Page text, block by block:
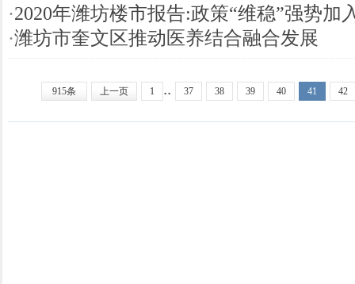
·2020年潍坊楼市报告:政策“维稳”强势加
·潍坊市奎文区推动医养结合融合发展
915条 上一页 1 .. 37 38 39 40 41 42